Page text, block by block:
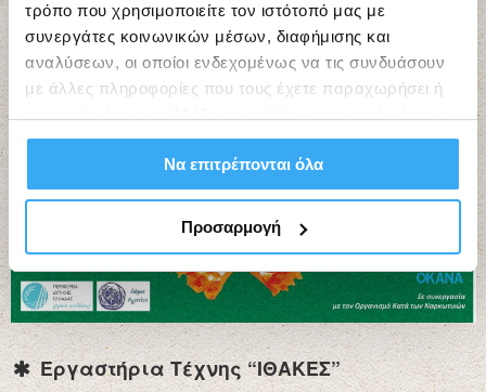
τρόπο που χρησιμοποιείτε τον ιστότοπό μας με
συνεργάτες κοινωνικών μέσων, διαφήμισης και
αναλύσεων, οι οποίοι ενδεχομένως να τις συνδυάσουν
με άλλες πληροφορίες που τους έχετε παραχωρήσει ή
σας χρήση των υπηρεσιών τους.
Να επιτρέπονται όλα
Προσαρμογή
Εργαστήρια Τέχνης “ΙΘΑΚΕΣ”